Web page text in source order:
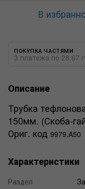
В
ПОКУПКА ЧАСТЯМИ
3 платежа по 28.67
Описание
Трубка
150мм. (Скоба-
Ориг. код 9979.A50
Характеристики
Раздел